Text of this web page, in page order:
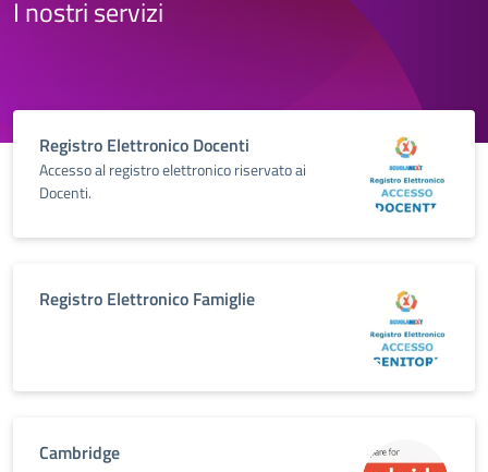
I nostri servizi
Registro Elettronico Docenti
Accesso al registro elettronico riservato ai
Docenti.
Registro Elettronico Famiglie
Cambridge